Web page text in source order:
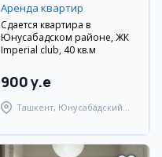
Аренда квартир
Сдается квартира в
Юнусабадском районе, ЖК
Imperial club, 40 кв.м
900 y.e
Ташкент, Юнусабадский